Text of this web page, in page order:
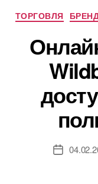
ТОРГОВЛЯ
Дата